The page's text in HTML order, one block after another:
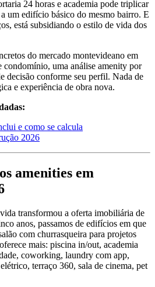
24 horas e academia pode triplicar
um edifício básico do mesmo bairro. E
está subsidiando o estilo de vida dos
do mercado montevideano em
condomínio, uma análise amenity por
decisão conforme seu perfil. Nada de
e experiência de obra nova.
e como se calcula
2026
amenities em
transformou a oferta imobiliária de
anos, passamos de edifícios em que
com churrasqueira para projetos
mais: piscina in/out, academia
coworking, laundry com app,
terraço 360, sala de cinema, pet